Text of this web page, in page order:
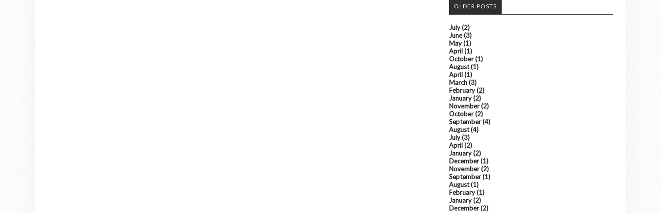
OLDER POSTS
July(2)
June(3)
May(1)
April(1)
October(1)
August(1)
April(1)
March(3)
February(2)
January(2)
November(2)
October(2)
September(4)
August(4)
July(3)
April(2)
January(2)
December(1)
November(2)
September(1)
August(1)
February(1)
January(2)
December(2)